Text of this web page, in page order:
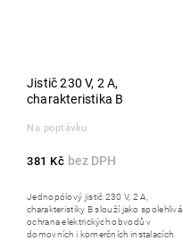
Jistič 230 V, 2 A,
charakteristika B
Na poptávku
381 Kč
Jednopólový jistič 230 V, 2 A,
charakteristiky B slouží jako spolehlivá
ochrana elektrických obvodů v
domovních i komerčních instalacích.